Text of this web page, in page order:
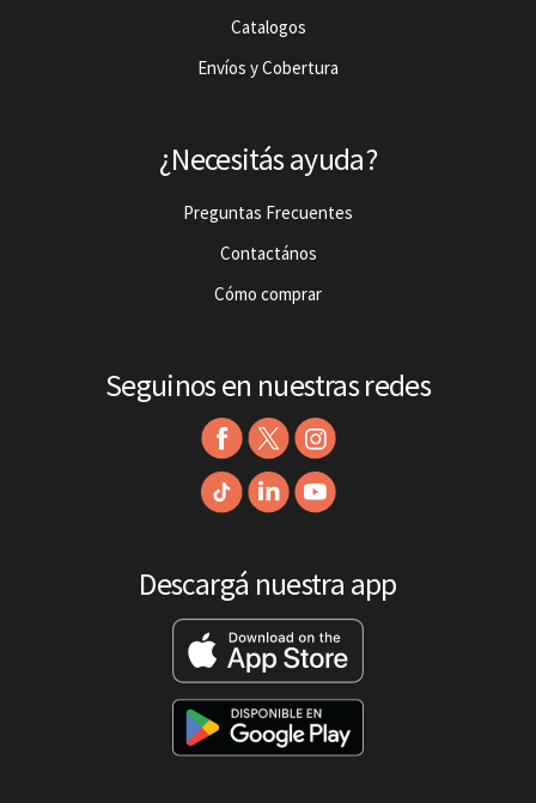
Catalogos
Envíos y Cobertura
¿Necesitás ayuda?
Preguntas Frecuentes
Contactános
Cómo comprar
Seguinos en nuestras redes
Descargá nuestra app